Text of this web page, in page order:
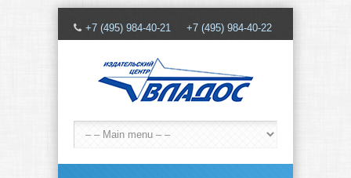
+7 (495) 984-40-21 +7 (495) 984-40-22